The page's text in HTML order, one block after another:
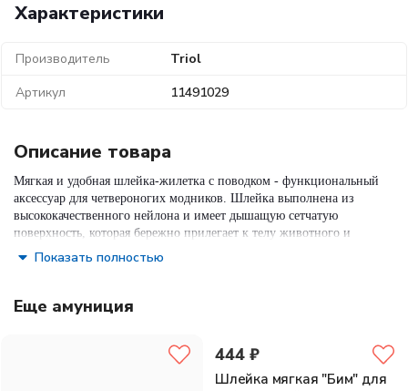
Характеристики
Производитель
Triol
Артикул
11491029
Описание товара
Мягкая и удобная шлейка-жилетка с поводком - функциональный
аксессуар для четвероногих модников. Шлейка выполнена из
высококачественного нейлона и имеет дышащую сетчатую
поверхность, которая бережно прилегает к телу животного и
хорошо пропускает воздух. Шлейка крепится при помощи
материала делают питомца заметным в любых условиях. Изделие
Размер шлейки: обхват груди S (350мм).
Показать полностью
Еще амуниция